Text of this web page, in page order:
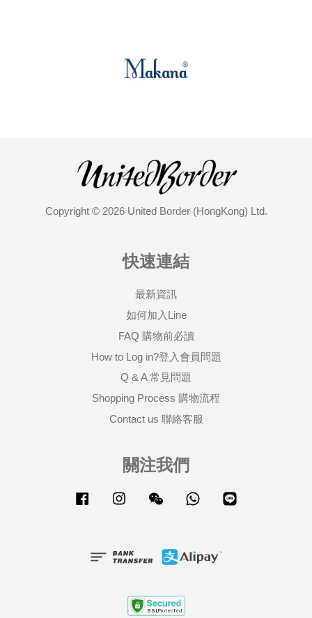
Copyright © 2026 United Border (HongKong) Ltd.
快速連結
最新資訊
如何加入Line
FAQ 購物前必讀
How to Log in?登入會員問題
Q & A 常見問題
Shopping Process 購物流程
Contact us 聯絡客服
關注我們
Facebook Instagram Wechat Whatsapp